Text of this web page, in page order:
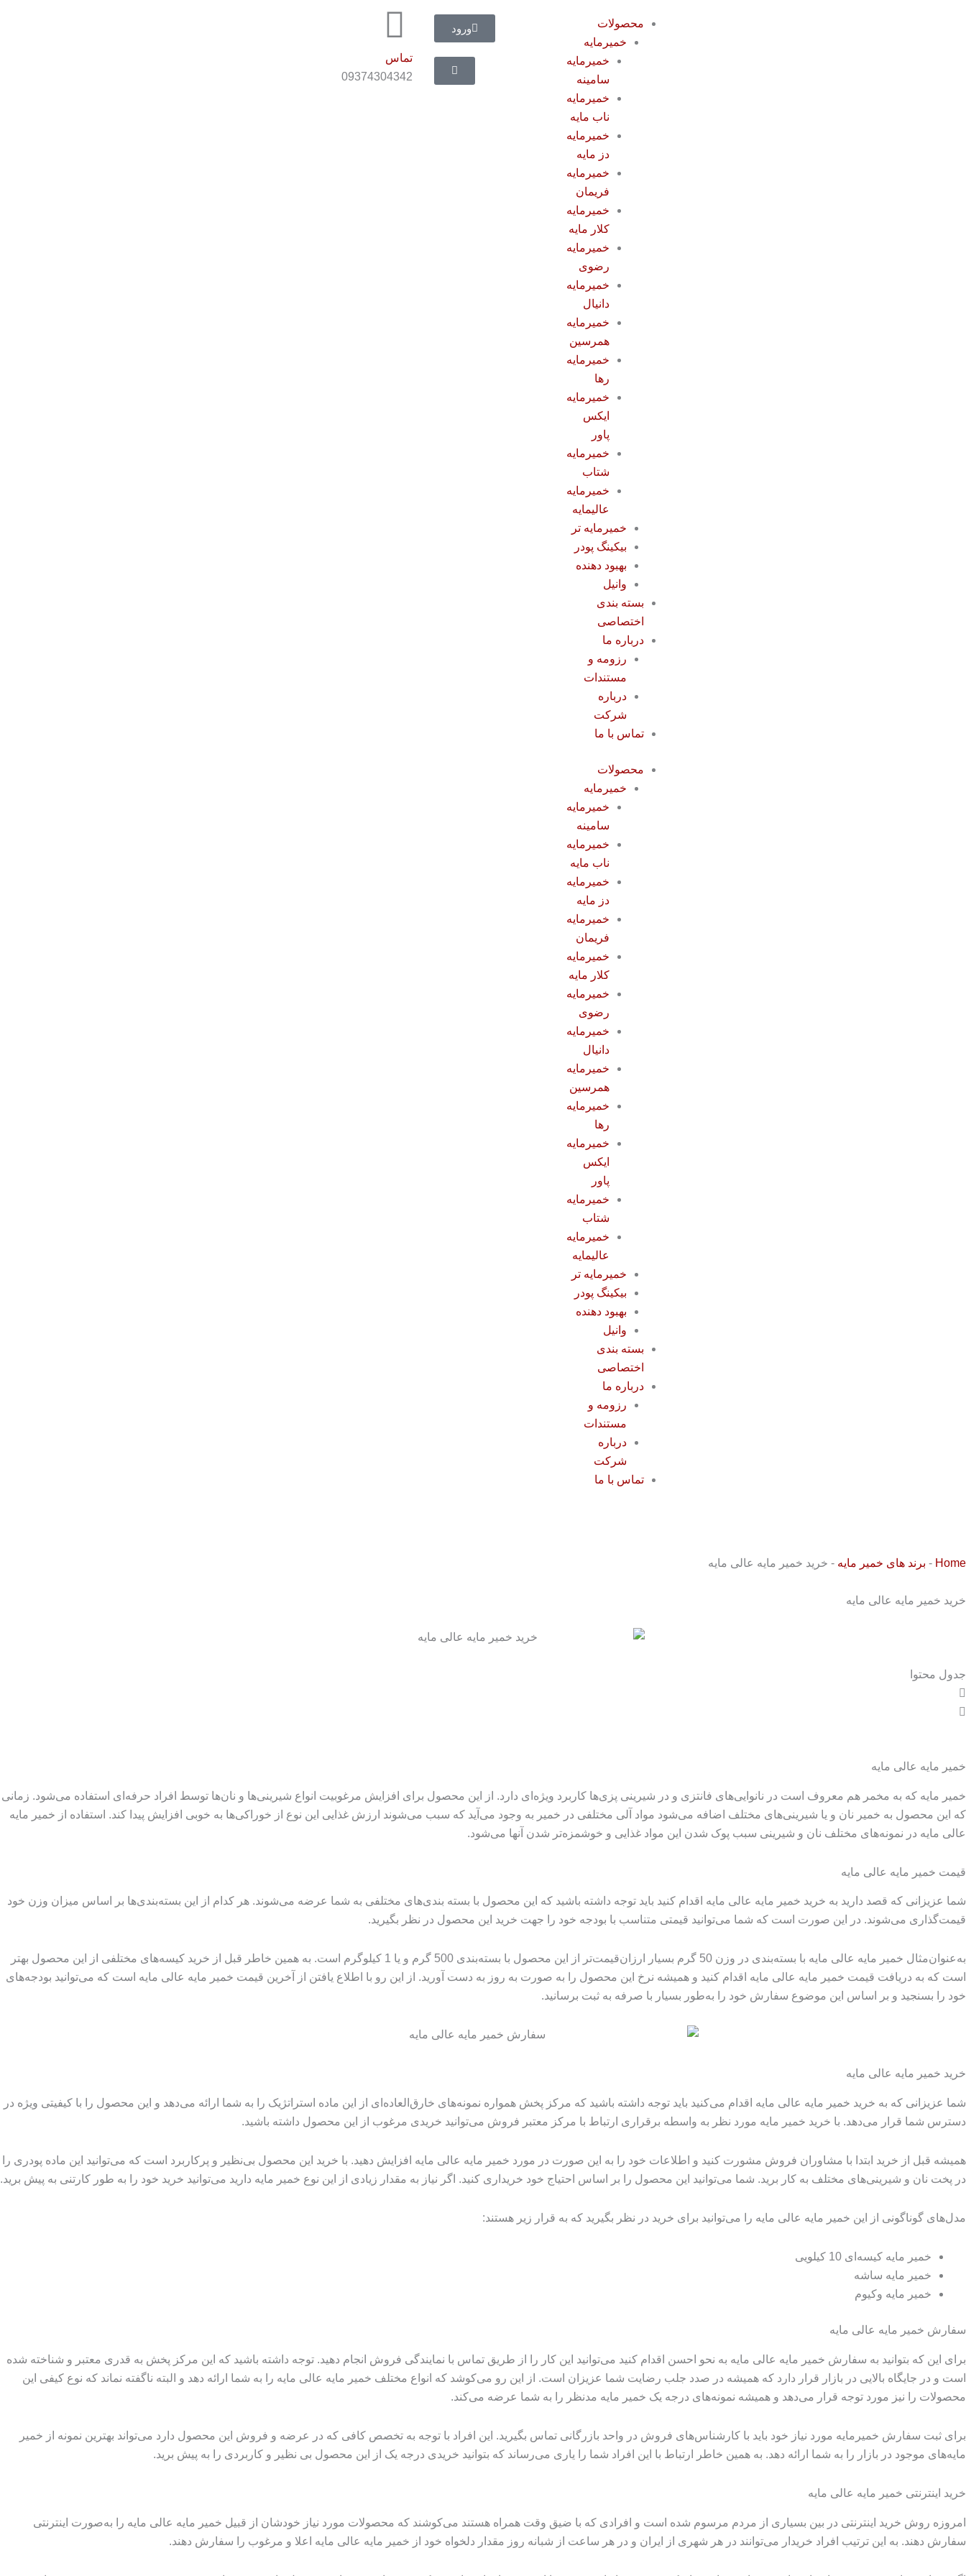
محصولات
خمیرمایه
خمیرمایه
سامینه
خمیرمایه
ناب مایه
خمیرمایه
دز مایه
خمیرمایه
فریمان
خمیرمایه
کلار مایه
خمیرمایه
رضوی
خمیرمایه
دانیال
خمیرمایه
همرسین
خمیرمایه
رها
خمیرمایه
ایکس
پاور
خمیرمایه
شتاب
خمیرمایه
عالیمایه
خمیرمایه تر
بیکینگ پودر
بهبود دهنده
وانیل
بسته بندی
اختصاصی
درباره ما
رزومه و
مستندات
درباره
شرکت
تماس با ما
محصولات
خمیرمایه
خمیرمایه
سامینه
خمیرمایه
ناب مایه
خمیرمایه
دز مایه
خمیرمایه
فریمان
خمیرمایه
کلار مایه
خمیرمایه
رضوی
خمیرمایه
دانیال
خمیرمایه
همرسین
خمیرمایه
رها
خمیرمایه
ایکس
پاور
خمیرمایه
شتاب
خمیرمایه
عالیمایه
خمیرمایه تر
بیکینگ پودر
بهبود دهنده
وانیل
بسته بندی
اختصاصی
درباره ما
رزومه و
مستندات
درباره
شرکت
تماس با ما
ورود
تماس
09374304342
Home
- برند های خمیر مایه - خرید خمیر مایه عالی مایه
خرید خمیر مایه عالی مایه
جدول محتوا
خمیر مایه عالی مایه
خمیر مایه که به مخمر هم معروف است در نانوایی‌های فانتزی و در شیرینی پزی‌ها کاربرد ویژه‌ای دارد. از این محصول برای افزایش مرغوبیت انواع شیرینی‌ها و نان‌ها توسط افراد حرفه‌ای استفاده می‌شود. زمانی
که این محصول به خمیر نان و یا شیرینی‌های مختلف اضافه می‌شود مواد آلی مختلفی در خمیر به وجود می‌آید که سبب می‌شوند ارزش غذایی این نوع از خوراکی‌ها به خوبی افزایش پیدا کند. استفاده از خمیر مایه
عالی مایه در نمونه‌های مختلف نان و شیرینی سبب پوک شدن این مواد غذایی و خوشمزه‌تر شدن آنها می‌شود.
قیمت خمیر مایه عالی مایه
شما عزیزانی که قصد دارید به خرید خمیر مایه عالی مایه اقدام کنید باید توجه داشته باشید که این محصول با بسته بندی‌های مختلفی به شما عرضه می‌شوند. هر کدام از این بسته‌بندی‌ها بر اساس میزان وزن خود
قیمت‌‌گذاری می‌شوند. در این صورت است که شما می‌توانید قیمتی متناسب با بودجه خود را جهت خرید این محصول در نظر بگیرید.
به‌عنوان‌مثال خمیر مایه عالی مایه با بسته‌بندی در وزن 50 گرم بسیار ارزان‌قیمت‌تر از این محصول با بسته‌بندی 500 گرم و یا 1 کیلوگرم است. به همین خاطر قبل از خرید کیسه‌های مختلفی از این محصول بهتر
است که به دریافت قیمت خمیر مایه عالی مایه اقدام کنید و همیشه نرخ این محصول را به صورت به روز به دست آورید. از این رو با اطلاع یافتن از آخرین قیمت خمیر مایه عالی مایه است که می‌توانید بودجه‌های
خود را بسنجید و بر اساس این موضوع سفارش خود را به‌طور بسیار با صرفه به ثبت برسانید.
خرید خمیر مایه عالی مایه
شما عزیزانی که به خرید خمیر مایه عالی مایه اقدام می‌کنید باید توجه داشته باشید که مرکز پخش همواره نمونه‌های خارق‌العاده‌ای از این ماده استراتژیک را به شما ارائه می‌دهد و این محصول را با کیفیتی ویژه در
دسترس شما قرار می‌دهد. با خرید خمیر مایه مورد نظر به واسطه برقراری ارتباط با مرکز معتبر فروش می‌توانید خریدی مرغوب از این محصول داشته باشید.
همیشه قبل از خرید ابتدا با مشاوران فروش مشورت کنید و اطلاعات خود را به این صورت در مورد خمیر مایه عالی مایه افزایش دهید. با خرید این محصول بی‌نظیر و پر‌کاربرد است که می‌توانید این ماده پودری را
در پخت نان و شیرینی‌های مختلف به کار برید. شما می‌توانید این محصول را بر اساس احتیاج خود خریداری کنید. اگر نیاز به مقدار زیادی از این نوع خمیر مایه دارید می‌توانید خرید خود را به طور کارتنی به پیش برید.
مدل‌های گوناگونی از این خمیر مایه عالی مایه را می‌توانید برای خرید در نظر بگیرید که به قرار زیر هستند:
خمیر مایه کیسه‌ای 10 کیلویی
خمیر مایه ساشه
خمیر مایه وکیوم
سفارش خمیر مایه عالی مایه
برای این که بتوانید به سفارش خمیر مایه عالی مایه به نحو احسن اقدام کنید می‌توانید این کار را از طریق تماس با نمایندگی فروش انجام دهید. توجه داشته باشید که این مرکز پخش به قدری معتبر و شناخته شده
است و در جایگاه بالایی در بازار قرار دارد که همیشه در صدد جلب رضایت شما عزیزان است. از این رو می‌کوشد که انواع مختلف خمیر مایه عالی مایه را به شما ارائه دهد و البته ناگفته نماند که نوع کیفی این
محصولات را نیز مورد توجه قرار می‌دهد و همیشه نمونه‌های درجه یک خمیر مایه مدنظر را به شما عرضه می‌کند.
برای ثبت سفارش خمیرمایه مورد نیاز خود باید با کارشناس‌های فروش در واحد بازرگانی تماس بگیرید. این افراد با توجه به تخصص کافی که در عرضه و فروش این محصول دارد می‌تواند بهترین نمونه از خمیر
مایه‌های موجود در بازار را به شما ارائه دهد. به همین خاطر ارتباط با این افراد شما را یاری می‌رساند که بتوانید خریدی درجه یک از این محصول بی نظیر و کاربردی را به پیش برید.
خرید اینترنتی خمیر مایه عالی مایه
امروزه روش خرید اینترنتی در بین بسیاری از مردم مرسوم شده است و افرادی که با ضیق وقت همراه هستند می‌کوشند که محصولات مورد نیاز خودشان از قبیل خمیر مایه عالی مایه را به‌صورت اینترنتی
سفارش دهند. به این ترتیب افراد خریدار می‌توانند در هر شهری از ایران و در هر ساعت از شبانه روز مقدار دلخواه خود از خمیر مایه عالی مایه اعلا و مرغوب را سفارش دهند.